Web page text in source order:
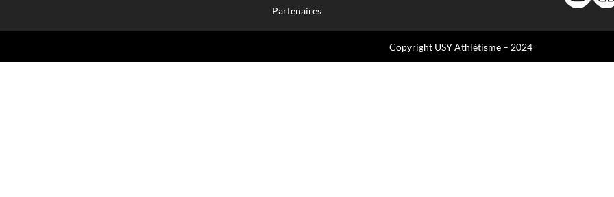
Partenaires
Copyright USY Athlétisme – 2024